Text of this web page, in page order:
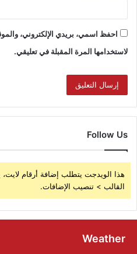
احفظ اسمي، بريدي الإلكتروني،
لاستخدامها المرة المقبلة في تعليقي.
Follow Us
هذا الويدجت يتطلب إضافة أرقام
القالب > تنصيب الإضافات.
Weather